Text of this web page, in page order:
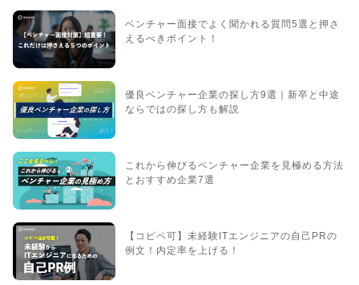
ベンチャー面接でよく聞かれる質問5選と押さ
えるべきポイント！
優良ベンチャー企業の探し方9選｜新卒と中途
ならではの探し方も解説
これから伸びるベンチャー企業を見極める方法
とおすすめ企業7選
【コピペ可】未経験ITエンジニアの自己PRの
例文！内定率を上げる！